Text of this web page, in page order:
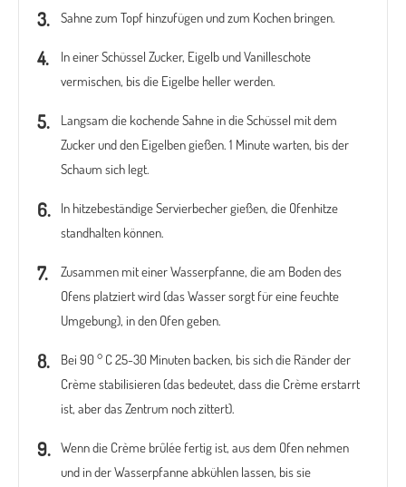
Sahne zum Topf hinzufügen und zum Kochen bringen.
In einer Schüssel Zucker, Eigelb und Vanilleschote
vermischen, bis die Eigelbe heller werden.
Langsam die kochende Sahne in die Schüssel mit dem
Zucker und den Eigelben gießen. 1 Minute warten, bis der
Schaum sich legt.
In hitzebeständige Servierbecher gießen, die Ofenhitze
standhalten können.
Zusammen mit einer Wasserpfanne, die am Boden des
Ofens platziert wird (das Wasser sorgt für eine feuchte
Umgebung), in den Ofen geben.
Bei 90 ° C 25-30 Minuten backen, bis sich die Ränder der
Crème stabilisieren (das bedeutet, dass die Crème erstarrt
ist, aber das Zentrum noch zittert).
Wenn die Crème brûlée fertig ist, aus dem Ofen nehmen
und in der Wasserpfanne abkühlen lassen, bis sie